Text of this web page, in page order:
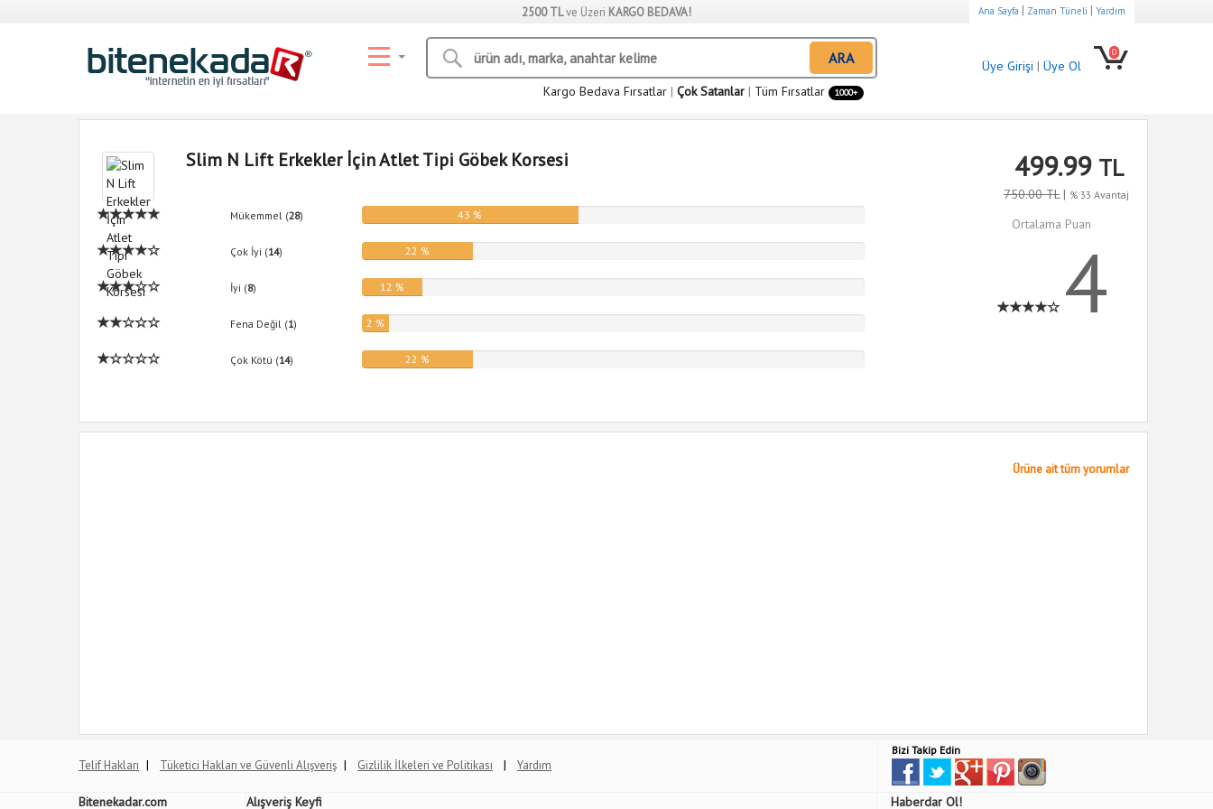
2500 TLve Üzeri KARGO BEDAVA! Ana Sayfa | Zaman Tüneli | Yardım
ARA
Kargo Bedava Fırsatlar | Çok Satanlar | Tüm Fırsatlar 1000+
Üye Girişi | Üye Ol
0
Slim N Lift Erkekler İçin Atlet Tipi Göbek Korsesi 499.99 TL
750.00 TL| % 33 Avantaj
Mükemmel (28) 43 %
Çok İyi (14) 22 %
İyi (8) 12 %
Fena Değil (1) 2 %
Çok Kötü (14) 22 %
Ortalama Puan
4
Ürüne ait tüm yorumlar
Telif Hakları | Tüketici Hakları ve Güvenli Alışveriş | Gizlilik İlkeleri ve Politikası | Yardım
Bizi Takip Edin
Bitenekadar.com Alışveriş Keyfi Haberdar Ol!